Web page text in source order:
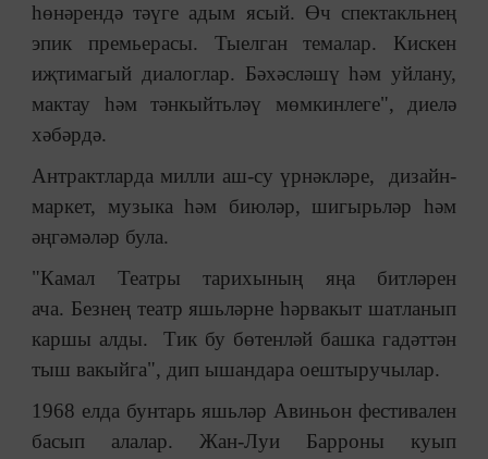
һөнәрендә тәүге адым ясый. Өч спектакльнең
эпик премьерасы. Тыелган темалар. Кискен
иҗтимагый диалоглар. Бәхәсләшү һәм уйлану,
мактау һәм тәнкыйтьләү мөмкинлеге", диелә
хәбәрдә.
Антрактларда милли аш-су үрнәкләре, дизайн-
маркет, музыка һәм биюләр, шигырьләр һәм
әңгәмәләр була.
"Камал Театры тарихының яңа битләрен
ача. Безнең театр яшьләрне һәрвакыт шатланып
каршы алды. Тик бу бөтенләй башка гадәттән
тыш вакыйга", дип ышандара оештыручылар.
1968 елда бунтарь яшьләр Авиньон фестивален
басып алалар. Жан-Луи Барроны куып